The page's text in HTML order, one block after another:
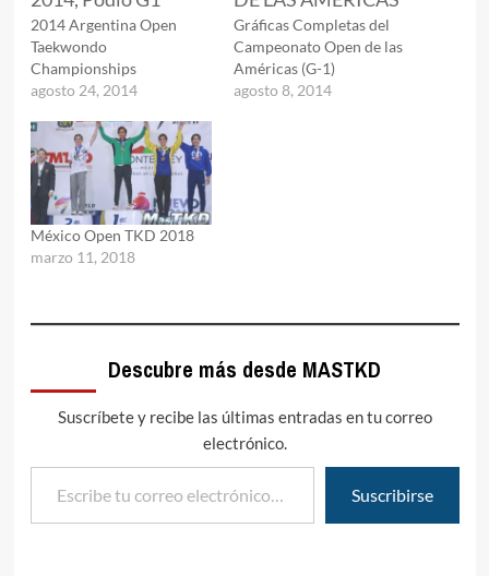
2014 Argentina Open
Taekwondo
Championships
agosto 24, 2014
Gráficas Completas del
Campeonato Open de las
Américas (G-1)
agosto 8, 2014
México Open TKD 2018
marzo 11, 2018
Descubre más desde MASTKD
Suscríbete y recibe las últimas entradas en tu correo
electrónico.
Escribe tu correo electrónico…
Suscribirse